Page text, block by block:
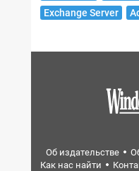
Exchange Server
Об издательстве
Как нас найти